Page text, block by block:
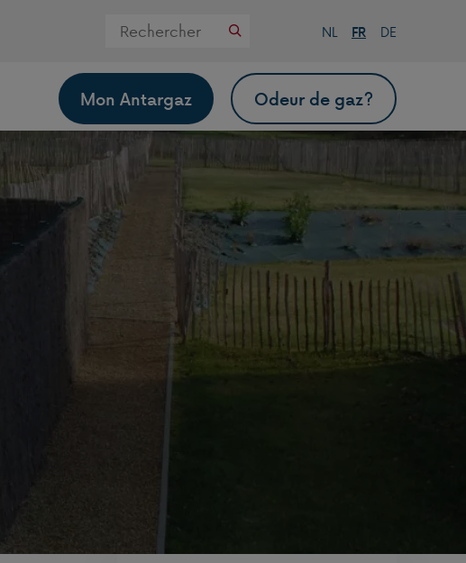
Zoek
deze
website
NL FR DE
Mon Antargaz Odeur de gaz?